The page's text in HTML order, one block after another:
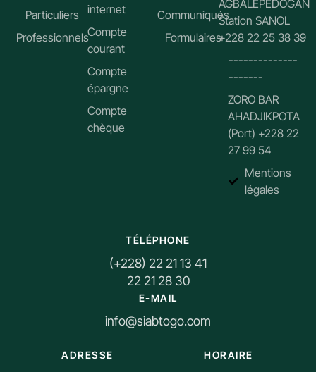
Particuliers
Professionnels
internet
Compte
courant
Compte
épargne
Compte
chèque
Communiqués
Formulaires
AGBALEPEDOGAN
Station SANOL
+228 22 25 38 39
--------------
-------
ZORO BAR
AHADJIKPOTA
(Port) +228 22
27 99 54
Mentions
légales
TÉLÉPHONE
(+228) 22 21 13 41
22 21 28 30
E-MAIL
info@siabtogo.com
ADRESSE HORAIRE